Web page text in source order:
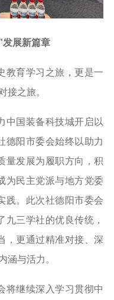
发展新篇章
教育学习之旅，更是一
接之旅。
中国装备科技城开启以
德阳市委会始终以助力
量发展为履职方向，积
为民主党派与地方党委
践。此次社德阳市委会
三学社的优良传统，
，更通过精准对接、深
涵与活力。
将继续深入学习贯彻中